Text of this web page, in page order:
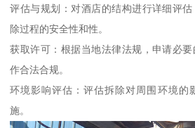
评估与规划：对酒店的结构进行详细评
除过程的安全性和性。
获取许可：根据当地法律法规，申请必
作合法合规。
环境影响评估：评估拆除对周围环境的
施。